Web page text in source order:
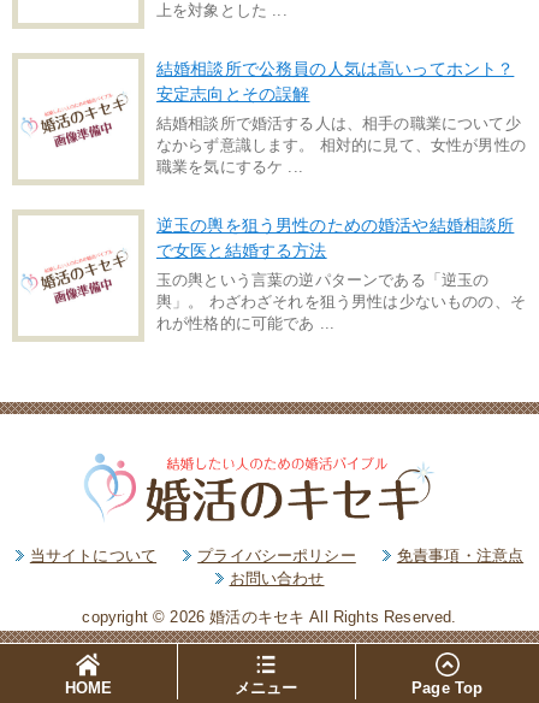
上を対象とした ...
結婚相談所で公務員の人気は高いってホント？
安定志向とその誤解
結婚相談所で婚活する人は、相手の職業について少
なからず意識します。 相対的に見て、女性が男性の
職業を気にするケ ...
逆玉の輿を狙う男性のための婚活や結婚相談所
で女医と結婚する方法
玉の輿という言葉の逆パターンである「逆玉の
輿」。 わざわざそれを狙う男性は少ないものの、そ
れが性格的に可能であ ...
当サイトについて プライバシーポリシー
免責事項・注意点
お問い合わせ
copyright © 2026 婚活のキセキ All Rights Reserved.
HOME メニュー Page Top